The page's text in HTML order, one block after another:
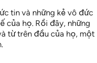
tin và những kẻ vô đức
của họ. Rồi đây, những
từ trên đầu của họ, một